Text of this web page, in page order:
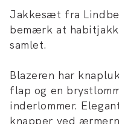
Jakkesæt fra
bemærk at
samlet.
Blazeren har
flap og en
inderlommer.
knapper ved